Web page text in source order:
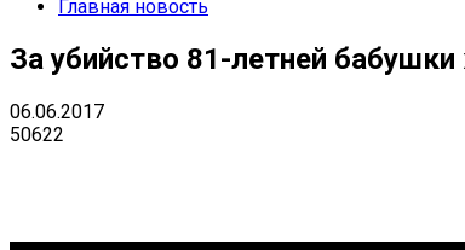
Главная новость
За убийство 81-летней
06.06.2017
50622